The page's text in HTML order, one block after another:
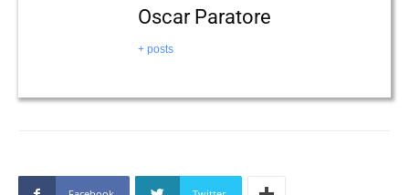
Oscar Paratore
+ posts